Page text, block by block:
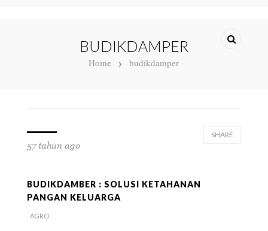
BUDIKDAMPER
Home budikdamper
57 tahun ago
SHARE
BUDIKDAMBER : SOLUSI KETAHANAN
PANGAN KELUARGA
AGRO